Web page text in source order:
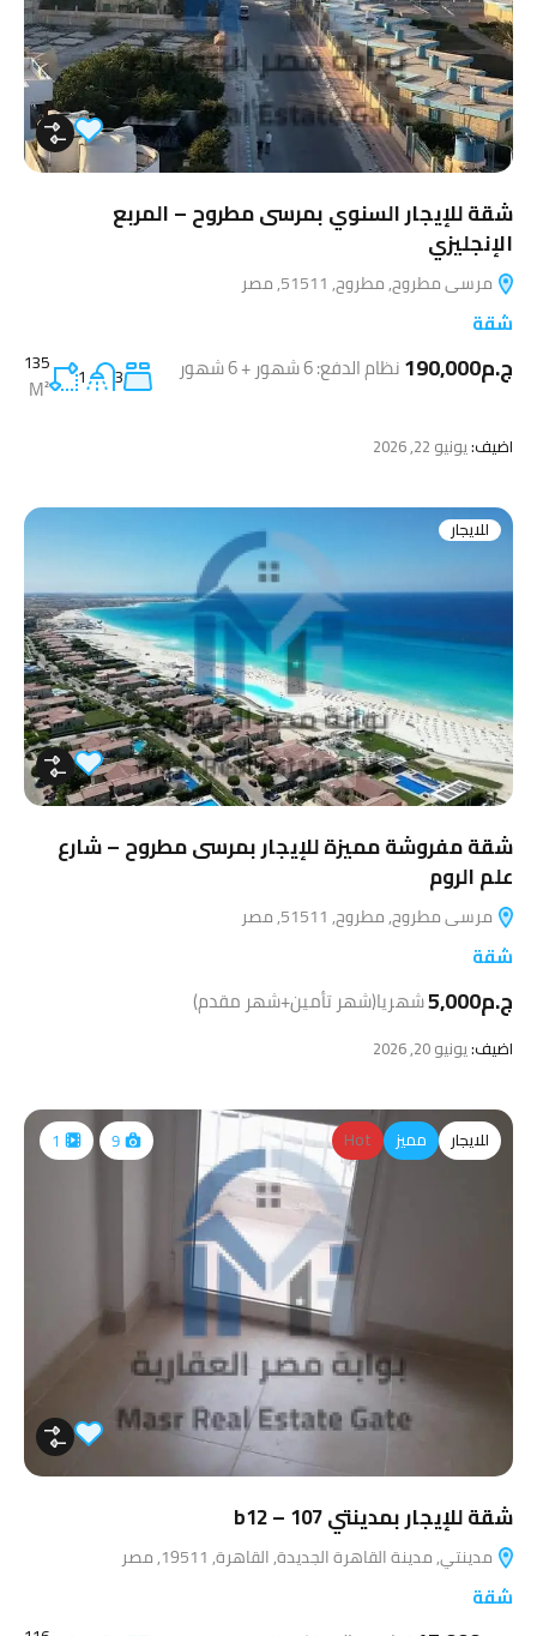
شقة للإيجار السنوي بمرسى مطروح – المربع
الإنجليزي
مرسى مطروح, مطروح, 51511, مصر
شقة
ج.م190,000 نظام الدفع: 6 شهور + 6 شهور 3
1
135
M²
اضيف:يونيو 22, 2026
للايجار
شقة مفروشة مميزة للإيجار بمرسى مطروح – شارع
علم الروم
مرسى مطروح, مطروح, 51511, مصر
شقة
ج.م5,000 شهريا(شهر تأمين+شهر مقدم)
اضيف:يونيو 20, 2026
للايجار مميز Hot
9
1
شقة للإيجار بمدينتي 107 – b12
مدينتي, مدينة القاهرة الجديدة, القاهرة, 19511, مصر
شقة